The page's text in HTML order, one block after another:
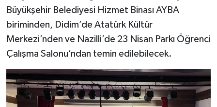
Büyükşehir Belediyesi Hizmet Binası AYBA
biriminden, Didim’de Atatürk Kültür
Merkezi’nden ve Nazilli’de 23 Nisan Parkı Öğrenci
Çalışma Salonu’ndan temin edilebilecek.